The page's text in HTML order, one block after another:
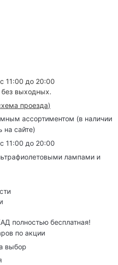
11:00 до 20:00
без выходных.
проезда)
ассортиментом (в наличии
на сайте)
11:00 до 20:00
лампами и
полностью бесплатная!
по акции
выбор